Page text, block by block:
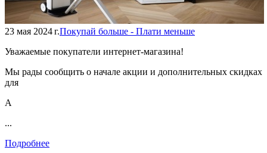
23 мая 2024 г.Покупай больше - Плати меньше
Уважаемые покупатели интернет-магазина!
Мы рады сообщить о начале акции и дополнительных скидках
для
А
...
Подробнее